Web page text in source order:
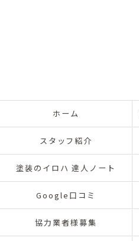
ホーム
スタッフ紹介
塗装のイロハ 達人ノート
Google口コミ
協力業者様募集